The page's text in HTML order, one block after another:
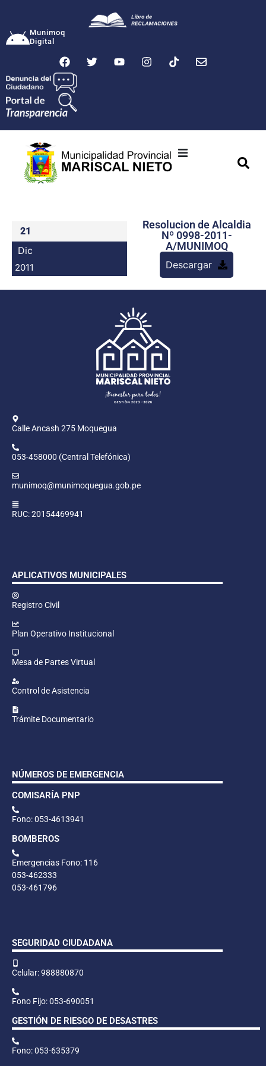
Munimoq
Digital
Transparencia
Seguridad
Programas
21
Dic
2011
Resolucion de Alcaldia
Nº 0998-2011-
A/MUNIMOQ
Descargar
Calle Ancash 275 Moquegua
053-458000 (Central Telefónica)
munimoq@munimoquegua.gob.pe
RUC: 20154469941
APLICATIVOS MUNICIPALES
Registro Civil
Plan Operativo Institucional
Mesa de Partes Virtual
Control de Asistencia
Trámite Documentario
NÚMEROS DE EMERGENCIA
COMISARÍA PNP
Fono: 053-4613941
BOMBEROS
Emergencias Fono: 116
053-462333
053-461796
SEGURIDAD CIUDADANA
Celular: 988880870
Fono Fijo: 053-690051
GESTIÓN DE RIESGO DE DESASTRES
Fono: 053-635379